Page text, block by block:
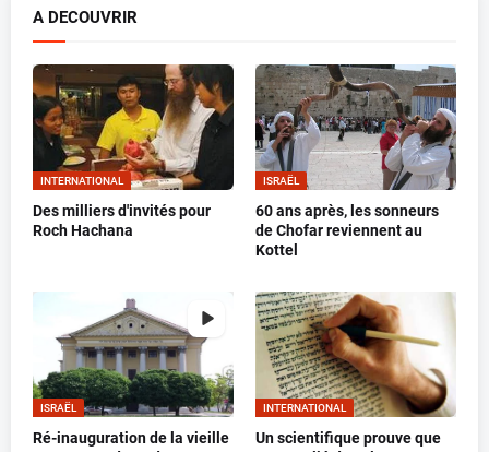
A DECOUVRIR
INTERNATIONAL
Des milliers d'invités pour
Roch Hachana
ISRAËL
60 ans après, les sonneurs
de Chofar reviennent au
Kottel
ISRAËL
Ré-inauguration de la vieille
INTERNATIONAL
Un scientifique prouve que